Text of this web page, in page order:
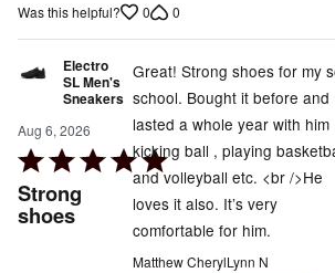
of
Was this helpful? 0 0
Electro
SL Men's
Sneakers
Aug 6, 2026
Rated
5
out
Strong
shoes
Great! Strong shoes for my
school. Bought it before and
lasted a whole year with him
kicking ball , playing
and volleyball etc. <br />He
loves it also. It’s very
comfortable for him.
Matthew CherylLynn N